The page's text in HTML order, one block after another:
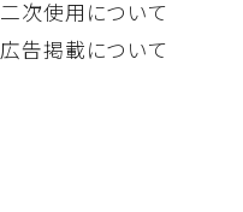
二次使用について
広告掲載について